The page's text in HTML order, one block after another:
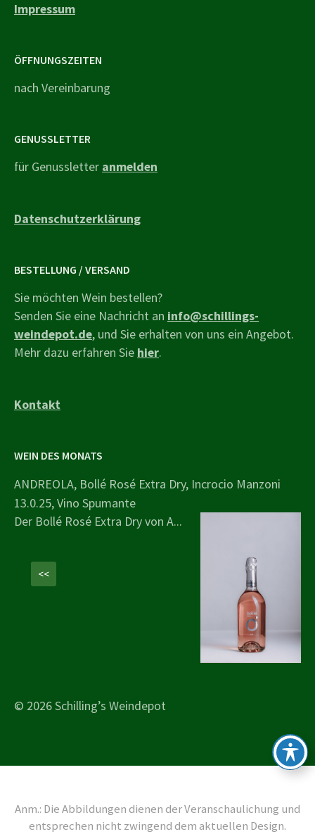
Impressum
ÖFFNUNGSZEITEN
nach Vereinbarung
GENUSSLETTER
für Genussletter anmelden
Datenschutzerklärung
BESTELLUNG / VERSAND
Sie möchten Wein bestellen?
Senden Sie eine Nachricht an info@schillings-
weindepot.de, und Sie erhalten von uns ein Angebot.
Mehr dazu erfahren Sie hier.
Kontakt
WEIN DES MONATS
ANDREOLA, Bollé Rosé Extra Dry, Incrocio Manzoni
13.0.25, Vino Spumante
Der Bollé Rosé Extra Dry von A...
<<
© 2026 Schilling’s Weindepot
Anm.: Die Abbildungen dienen der Veranschaulichung und
entsprechen nicht zwingend dem aktuellen Design.